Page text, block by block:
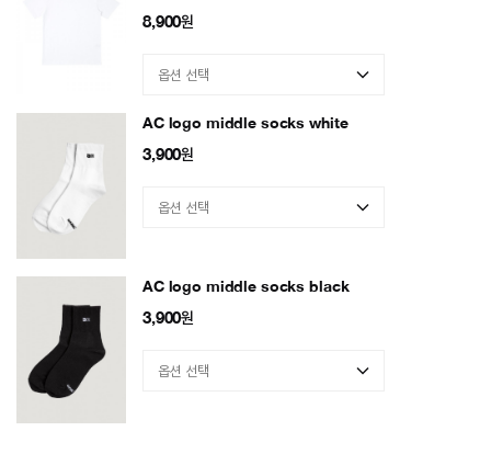
8,900원
AC logo middle socks white
3,900원
AC logo middle socks black
3,900원